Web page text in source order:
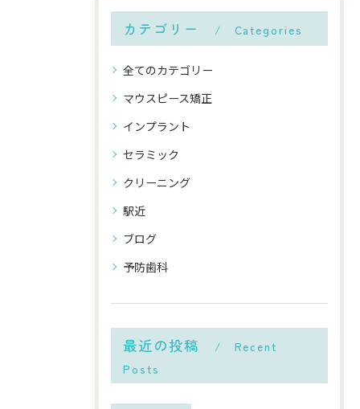
カテゴリー Categories
全てのカテゴリー
マウスピース矯正
インプラント
セラミック
クリーニング
駅近
ブログ
予防歯科
最近の投稿
Recent
Posts